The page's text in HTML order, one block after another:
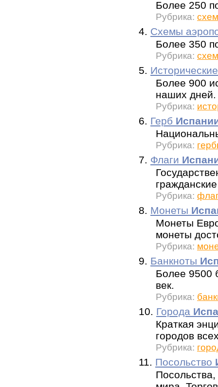
Более 250
Рубрика:
4. Схемы
Более 350
Рубрика:
5.
Более 900
наших дней.
Рубрика:
6. Герб
Рубрика:
7. Флаги
Рубрика:
8. Монеты
Монеты
монеты
Рубрика:
9. Банкноты
Более 9500
век.
Рубрика:
10. Города
Краткая
городов
Рубрика:
11. Посольство
Посольства,